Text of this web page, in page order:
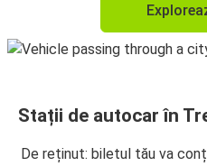
Stații de autocar în
De reținut: biletul tău va